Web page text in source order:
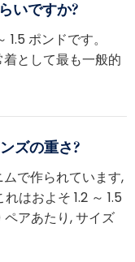
いですか?
ポンドです。
として最も一般的
ズの重さ?
で作られています,
はおよそ 1.2 ～ 1.5
アあたり, サイズ